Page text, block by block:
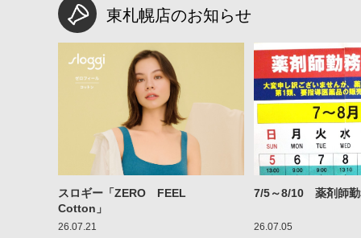
東札幌店のお知らせ
スロギー「ZERO FEEL
Cotton」
26.07.21
7/5～8/10 薬剤師勤
26.07.05